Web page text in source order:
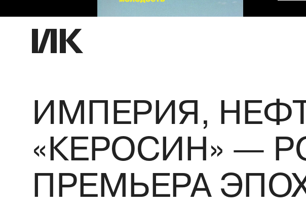
ИМПЕРИЯ,
«КЕРОСИН» —
ПРЕМЬЕРА